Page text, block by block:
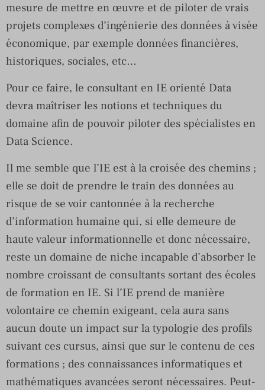
mesure de mettre en œuvre et de piloter de vrais
projets complexes d’ingénierie des données à visée
économique, par exemple données financières,
historiques, sociales, etc…
Pour ce faire, le consultant en IE orienté Data
devra maîtriser les notions et techniques du
domaine afin de pouvoir piloter des spécialistes en
Data Science.
Il me semble que l’IE est à la croisée des chemins ;
elle se doit de prendre le train des données au
risque de se voir cantonnée à la recherche
d’information humaine qui, si elle demeure de
haute valeur informationnelle et donc nécessaire,
reste un domaine de niche incapable d’absorber le
nombre croissant de consultants sortant des écoles
de formation en IE. Si l’IE prend de manière
volontaire ce chemin exigeant, cela aura sans
aucun doute un impact sur la typologie des profils
suivant ces cursus, ainsi que sur le contenu de ces
formations ; des connaissances informatiques et
mathématiques avancées seront nécessaires. Peut-